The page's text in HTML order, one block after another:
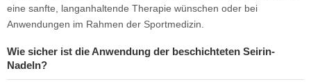
eine sanfte, langanhaltende Therapie wünschen oder bei
Anwendungen im Rahmen der Sportmedizin.
Wie sicher ist die Anwendung der beschichteten Seirin-
Nadeln?